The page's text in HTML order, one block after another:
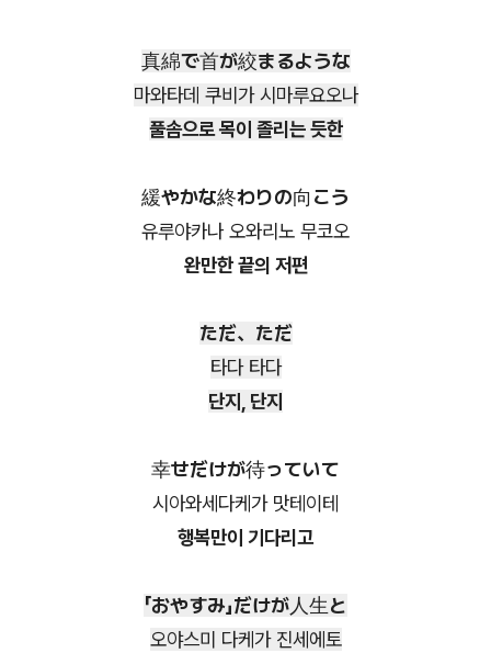
真綿で首が絞まるような
마와타데 쿠비가 시마루요오나
풀솜으로 목이 졸리는 듯한
緩やかな終わりの向こう
유루야카나 오와리노 무코오
완만한 끝의 저편
ただ、ただ
타다 타다
단지, 단지
幸せだけが待っていて
시아와세다케가 맛테이테
행복만이 기다리고
「おやすみ」だけが人生と
오야스미 다케가 진세에토